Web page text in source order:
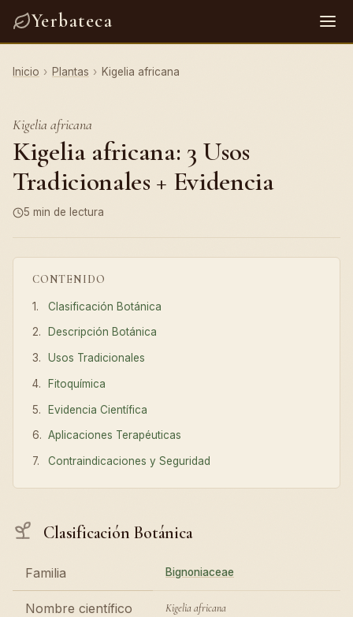
Yerbateca
Inicio › Plantas › Kigelia africana
Kigelia africana
Kigelia africana: 3 Usos
Tradicionales + Evidencia
5 min de lectura
CONTENIDO
Clasificación Botánica
Descripción Botánica
Usos Tradicionales
Fitoquímica
Evidencia Científica
Aplicaciones Terapéuticas
Contraindicaciones y Seguridad
Clasificación Botánica
Familia Bignoniaceae
Nombre científico Kigelia africana